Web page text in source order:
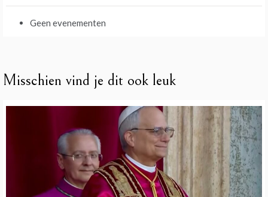
Geen evenementen
Misschien vind je dit ook leuk